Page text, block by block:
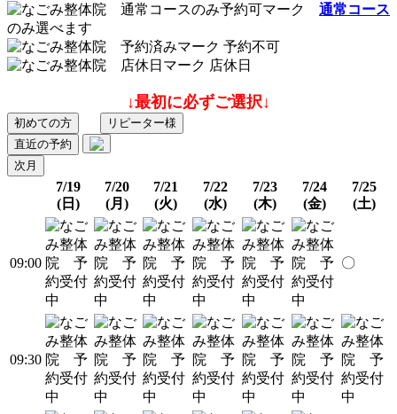
通常コース
のみ選べます
予約不可
店休日
↓最初に必ずご選択↓
初めての方
リピーター様
直近の予約
次月
7/19
(日)
7/20
(月)
7/21
(火)
7/22
(水)
7/23
(木)
7/24
(金)
7/25
(土)
09:00 〇
09:30